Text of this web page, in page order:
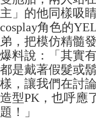
主」的他同樣吸
cosplay角色的
弟，把模仿精髓
爆料說：「其實
都是戴著假髮或
樣，讓我們在討
造型PK，也呼應
題！」